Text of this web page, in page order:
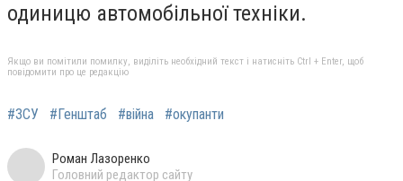
одиницю автомобільної техніки.
Якщо ви помітили помилку, виділіть необхідний текст і натисніть Ctrl + Enter, щоб
повідомити про це редакцію
#ЗСУ #Генштаб #війна #окупанти
Роман Лазоренко
Головний редактор сайту